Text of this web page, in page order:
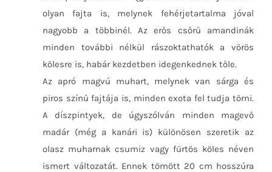
olyan fajta is, melynek fehérjetartalma jóval
nagyobb a többinél. Az erős csőrű amandinák
minden további nélkül rászoktathatók a vörös
kölesre is, habár kezdetben idegenkednek tőle.
Az apró magvú muhart, melynek van sárga és
piros színű fajtája is, minden exota fel tudja törni.
A díszpintyek, de úgyszólván minden magevő
madár (még a kanári is) különösen szeretik az
olasz muharnak csumiz vagy fürtös köles néven
ismert változatát. Ennek tömött 20 cm hosszúra